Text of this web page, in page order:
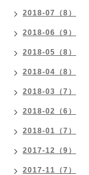
2018-07（8）
2018-06（9）
2018-05（8）
2018-04（8）
2018-03（7）
2018-02（6）
2018-01（7）
2017-12（9）
2017-11（7）